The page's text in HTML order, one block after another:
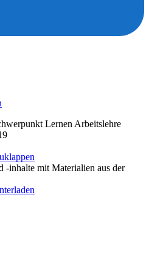
Lernen Arbeitslehre
-inhalte mit Materialien aus der